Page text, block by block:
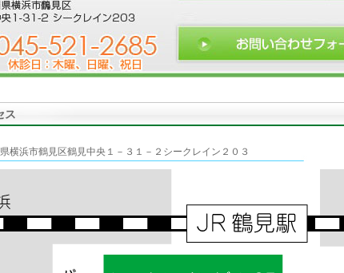
ス
横浜市鶴見区鶴見中央１－３１－２シークレイン２０３